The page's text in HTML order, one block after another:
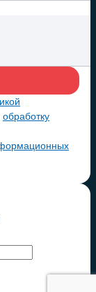
обработку